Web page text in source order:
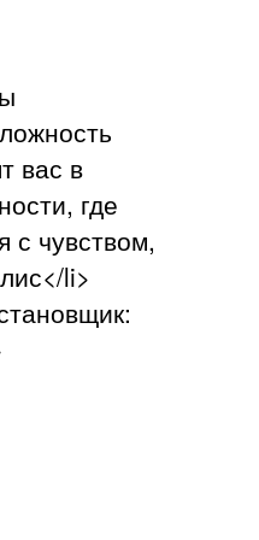
вас в
где
с чувством,
li>